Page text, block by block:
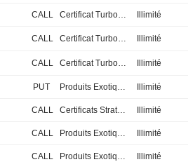
CALL Certificat Turbo Stop Loss Illimité
CALL Certificat Turbo Stop Loss Illimité
CALL Certificat Turbo Stop Loss Illimité
PUT Produits Exotiques Illimité
CALL Certificats Stratégiques, Thématiques et Paniers Illimité
CALL Produits Exotiques Illimité
CALL Produits Exotiques Illimité